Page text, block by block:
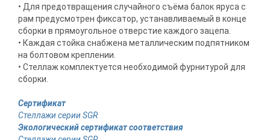
• Для предотвращения случайного съёма балок яруса с
рам предусмотрен фиксатор, устанавливаемый в конце
сборки в прямоугольное отверстие каждого зацепа.
• Каждая стойка снабжена металлическим подпятником
на болтовом креплении.
• Стеллаж комплектуется необходимой фурнитурой для
сборки.
Сертификат
Стеллажи серии SGR
Экологический сертификат соответствия